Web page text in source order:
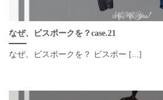
なぜ、ビスポークを？case.21
なぜ、ビスポークを？ ビスポー [...]